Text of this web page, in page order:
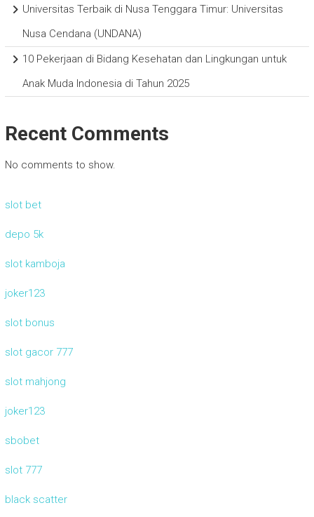
Universitas Terbaik di Nusa Tenggara Timur: Universitas
Nusa Cendana (UNDANA)
10 Pekerjaan di Bidang Kesehatan dan Lingkungan untuk
Anak Muda Indonesia di Tahun 2025
Recent Comments
No comments to show.
slot bet
depo 5k
slot kamboja
joker123
slot bonus
slot gacor 777
slot mahjong
joker123
sbobet
slot 777
black scatter